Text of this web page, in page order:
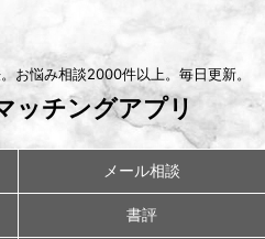
お悩み相談2000件以上。毎日更新。
ッチングアプリ
メール相談
書評